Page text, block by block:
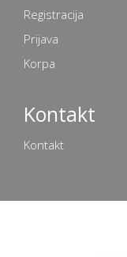
Registracija
Prijava
Korpa
Kontakt
Kontakt